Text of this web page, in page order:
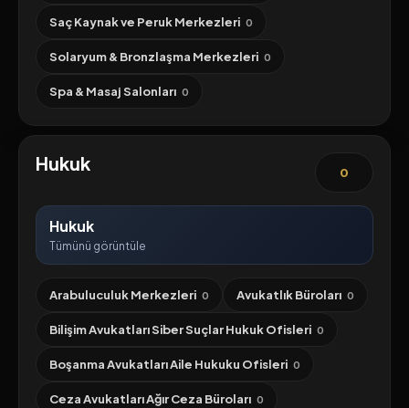
Saç Kaynak ve Peruk Merkezleri 0
Solaryum & Bronzlaşma Merkezleri 0
Spa & Masaj Salonları 0
Hukuk 0
Hukuk
Tümünü görüntüle
Arabuluculuk Merkezleri 0 Avukatlık Büroları 0
Bilişim Avukatları Siber Suçlar Hukuk Ofisleri 0
Boşanma Avukatları Aile Hukuku Ofisleri 0
Ceza Avukatları Ağır Ceza Büroları 0